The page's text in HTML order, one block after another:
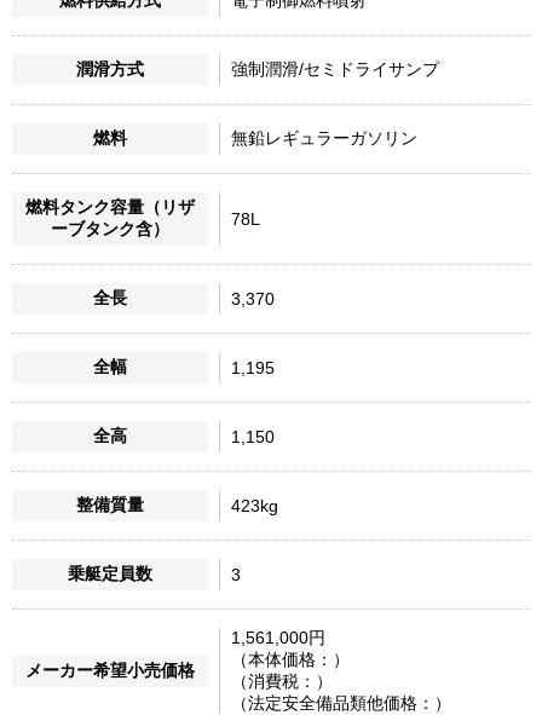
潤滑方式 強制潤滑/セミドライサンプ
燃料 無鉛レギュラーガソリン
燃料タンク容量（リザ
ーブタンク含）
78L
全長 3,370
全幅 1,195
全高 1,150
整備質量 423kg
乗艇定員数 3
メーカー希望小売価格
1,561,000円
（本体価格：）
（消費税：）
（法定安全備品類他価格：）